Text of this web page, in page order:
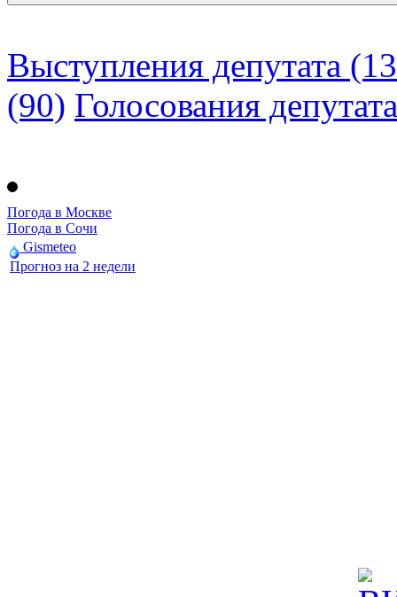
Выступления депутата
(90) Голосования депутата
Погода в Москве
Погода в Сочи
Gismeteo
Прогноз на 2 недели